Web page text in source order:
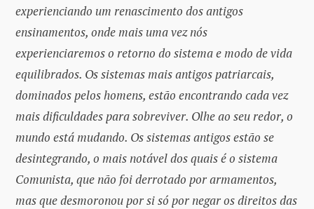
experienciando um renascimento dos antigos
ensinamentos, onde mais uma vez nós
experienciaremos o retorno do sistema e modo de vida
equilibrados. Os sistemas mais antigos patriarcais,
dominados pelos homens, estão encontrando cada vez
mais dificuldades para sobreviver. Olhe ao seu redor, o
mundo está mudando. Os sistemas antigos estão se
desintegrando, o mais notável dos quais é o sistema
Comunista, que não foi derrotado por armamentos,
mas que desmoronou por si só por negar os direitos das